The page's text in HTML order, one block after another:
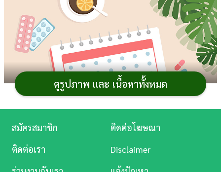
ดูรูปภาพ และ เนื้อหาทั้งหมด
ศึกษา
บันเทิง
ดู
หนัง
สมัครสมาชิก
ติดต่อโฆษณา
ติดต่อเรา
Disclaimer